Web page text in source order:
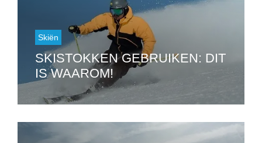
Skiën
SKISTOKKEN GEBRUIKEN: DIT
IS WAAROM!